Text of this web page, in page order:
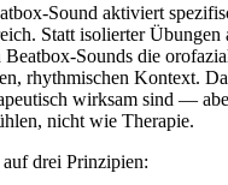
Sound aktiviert
Statt isolierter Übungen
Sounds die
rhythmischen Kontext.
wirksam sind —
nicht wie Therapie.
drei Prinzipien: